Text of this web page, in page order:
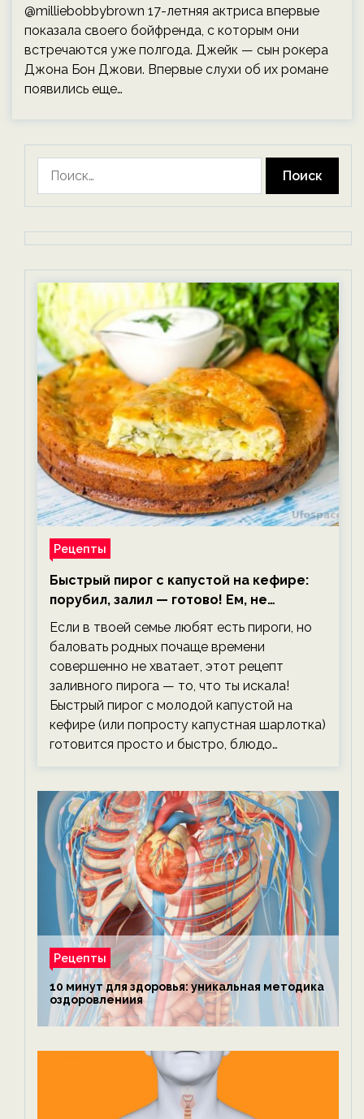
@milliebobbybrown 17-летняя актриса впервые
показала своего бойфренда, с которым они
встречаются уже полгода. Джейк — сын рокера
Джона Бон Джови. Впервые слухи об их романе
появились еще…
Рецепты
Быстрый пирог с капустой на кефире:
порубил, залил — готово! Ем, не
тревожась о фигуре!
Если в твоей семье любят есть пироги, но
баловать родных почаще времени
совершенно не хватает, этот рецепт
заливного пирога — то, что ты искала!
Быстрый пирог с молодой капустой на
кефире (или попросту капустная шарлотка)
готовится просто и быстро, блюдо…
Рецепты
10 минут для здоровья: уникальная методика
оздоровлениия